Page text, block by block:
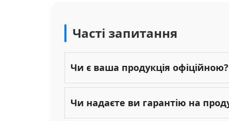
Часті запитання
Чи є ваша продукція офіційною?
Чи надаєте ви гарантію на